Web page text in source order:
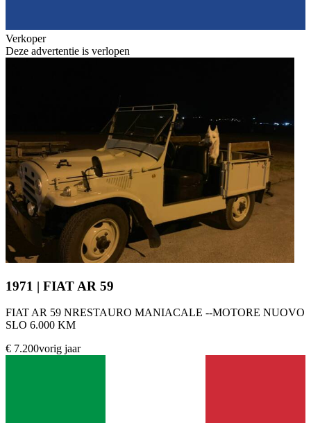
Verkoper
Deze advertentie is verlopen
1971 | FIAT AR 59
FIAT AR 59 NRESTAURO MANIACALE --MOTORE NUOVO
SLO 6.000 KM
€ 7.200vorig jaar